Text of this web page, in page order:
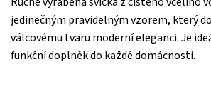
jedinečným pravidelným vzorem, který
válcovému tvaru moderní eleganci. Je
funkční doplněk do každé domácnosti.